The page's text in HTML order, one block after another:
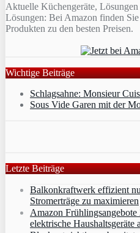
Aktuelle Küchengeräte,
Lösungen: Bei Amazon finden
Produkten zu den besten Preisen.
Wichtige Beiträge
Schlagsahne: Monsieur
Sous Vide Garen mit der
Letzte Beiträge
Balkonkraftwerk effizient
Stromerträge zu maximieren
Amazon
elektrische Haushaltsgeräte